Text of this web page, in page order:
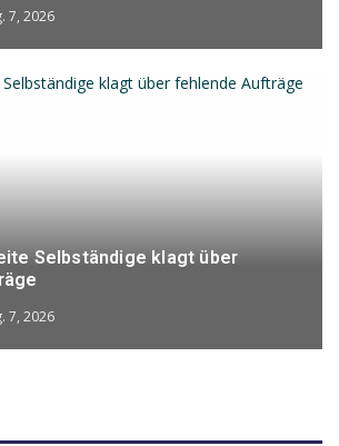
7, 2026
Selbständige klagt über
7, 2026